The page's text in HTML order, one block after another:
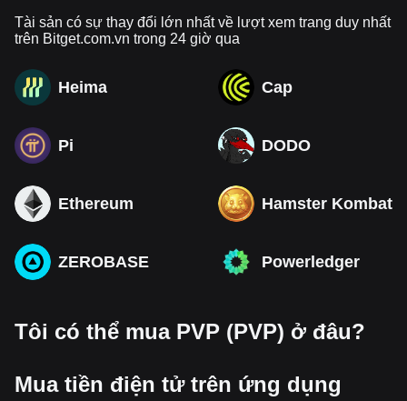
Tài sản có sự thay đổi lớn nhất về lượt xem trang duy nhất
trên Bitget.com.vn trong 24 giờ qua
Heima Cap
Pi DODO
Ethereum Hamster Kombat
ZEROBASE Powerledger
Tôi có thể mua PVP (PVP) ở đâu?
Mua tiền điện tử trên ứng dụng